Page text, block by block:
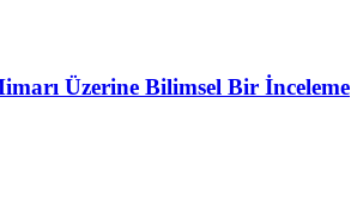
Üzerine Bilimsel Bir İnceleme